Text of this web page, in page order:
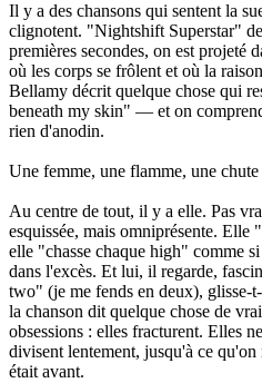
Il y a des chansons qui sentent la
clignotent. "Nightshift Superstar"
premières secondes, on est projeté
où les corps se frôlent et où la
Bellamy décrit quelque chose qui
beneath my skin" — et on
rien d'anodin.
Une femme, une flamme, une chute
Au centre de tout, il y a elle. Pas
esquissée, mais omniprésente.
elle "chasse chaque high" comme
dans l'excès. Et lui, il regarde,
two" (je me fends en deux),
la chanson dit quelque chose de
obsessions : elles fracturent. Elles
divisent lentement, jusqu'à ce
était avant.